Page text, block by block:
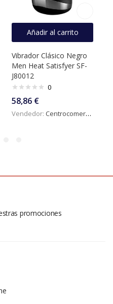
Añadir al carrito
Vibrador Clásico Negro
Men Heat Satisfyer SF-
J80012
0
58,86 €
Vendedor: Centrocomercialdigital
promociones